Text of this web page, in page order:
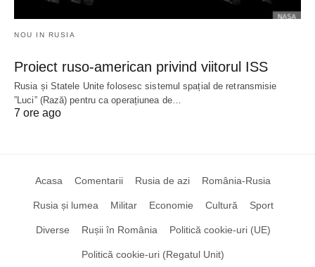
NOU IN RUSIA
Proiect ruso-american privind viitorul ISS
Rusia și Statele Unite folosesc sistemul spațial de retransmisie
”Luci” (Rază) pentru ca operațiunea de…
7 ore ago
Acasa Comentarii Rusia de azi România-Rusia
Rusia și lumea Militar Economie Cultură Sport
Diverse Rușii în România Politică cookie-uri (UE)
Politică cookie-uri (Regatul Unit)